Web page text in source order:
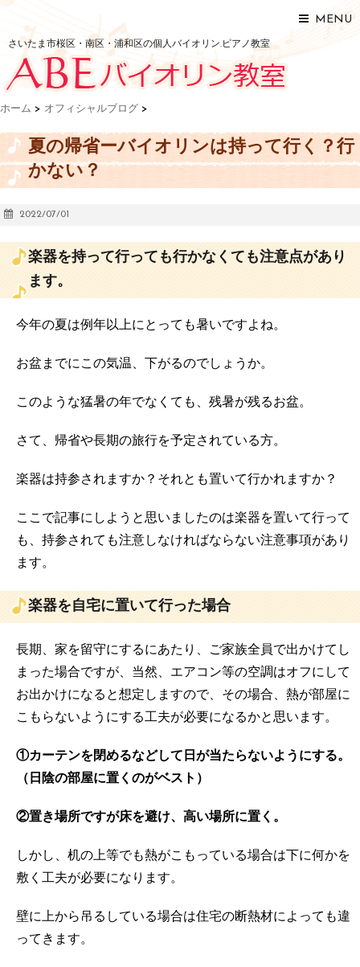
MENU
さいたま市桜区・南区・浦和区の個人バイオリン.ピアノ教室
ホーム > オフィシャルブログ >
夏の帰省ーバイオリンは持って行く？行
かない？
2022/07/01
楽器を持って行っても行かなくても注意点があり
ます。
今年の夏は例年以上にとっても暑いですよね。
お盆までにこの気温、下がるのでしょうか。
このような猛暑の年でなくても、残暑が残るお盆。
さて、帰省や長期の旅行を予定されている方。
楽器は持参されますか？それとも置いて行かれますか？
ここで記事にしようと思いましたのは楽器を置いて行って
も、持参されても注意しなければならない注意事項があり
ます。
楽器を自宅に置いて行った場合
長期、家を留守にするにあたり、ご家族全員で出かけてし
まった場合ですが、当然、エアコン等の空調はオフにして
お出かけになると想定しますので、その場合、熱が部屋に
こもらないようにする工夫が必要になるかと思います。
①カーテンを閉めるなどして日が当たらないようにする。
（日陰の部屋に置くのがベスト）
②置き場所ですが床を避け、高い場所に置く。
しかし、机の上等でも熱がこもっている場合は下に何かを
敷く工夫が必要になります。
壁に上から吊るしている場合は住宅の断熱材によっても違
ってきます。